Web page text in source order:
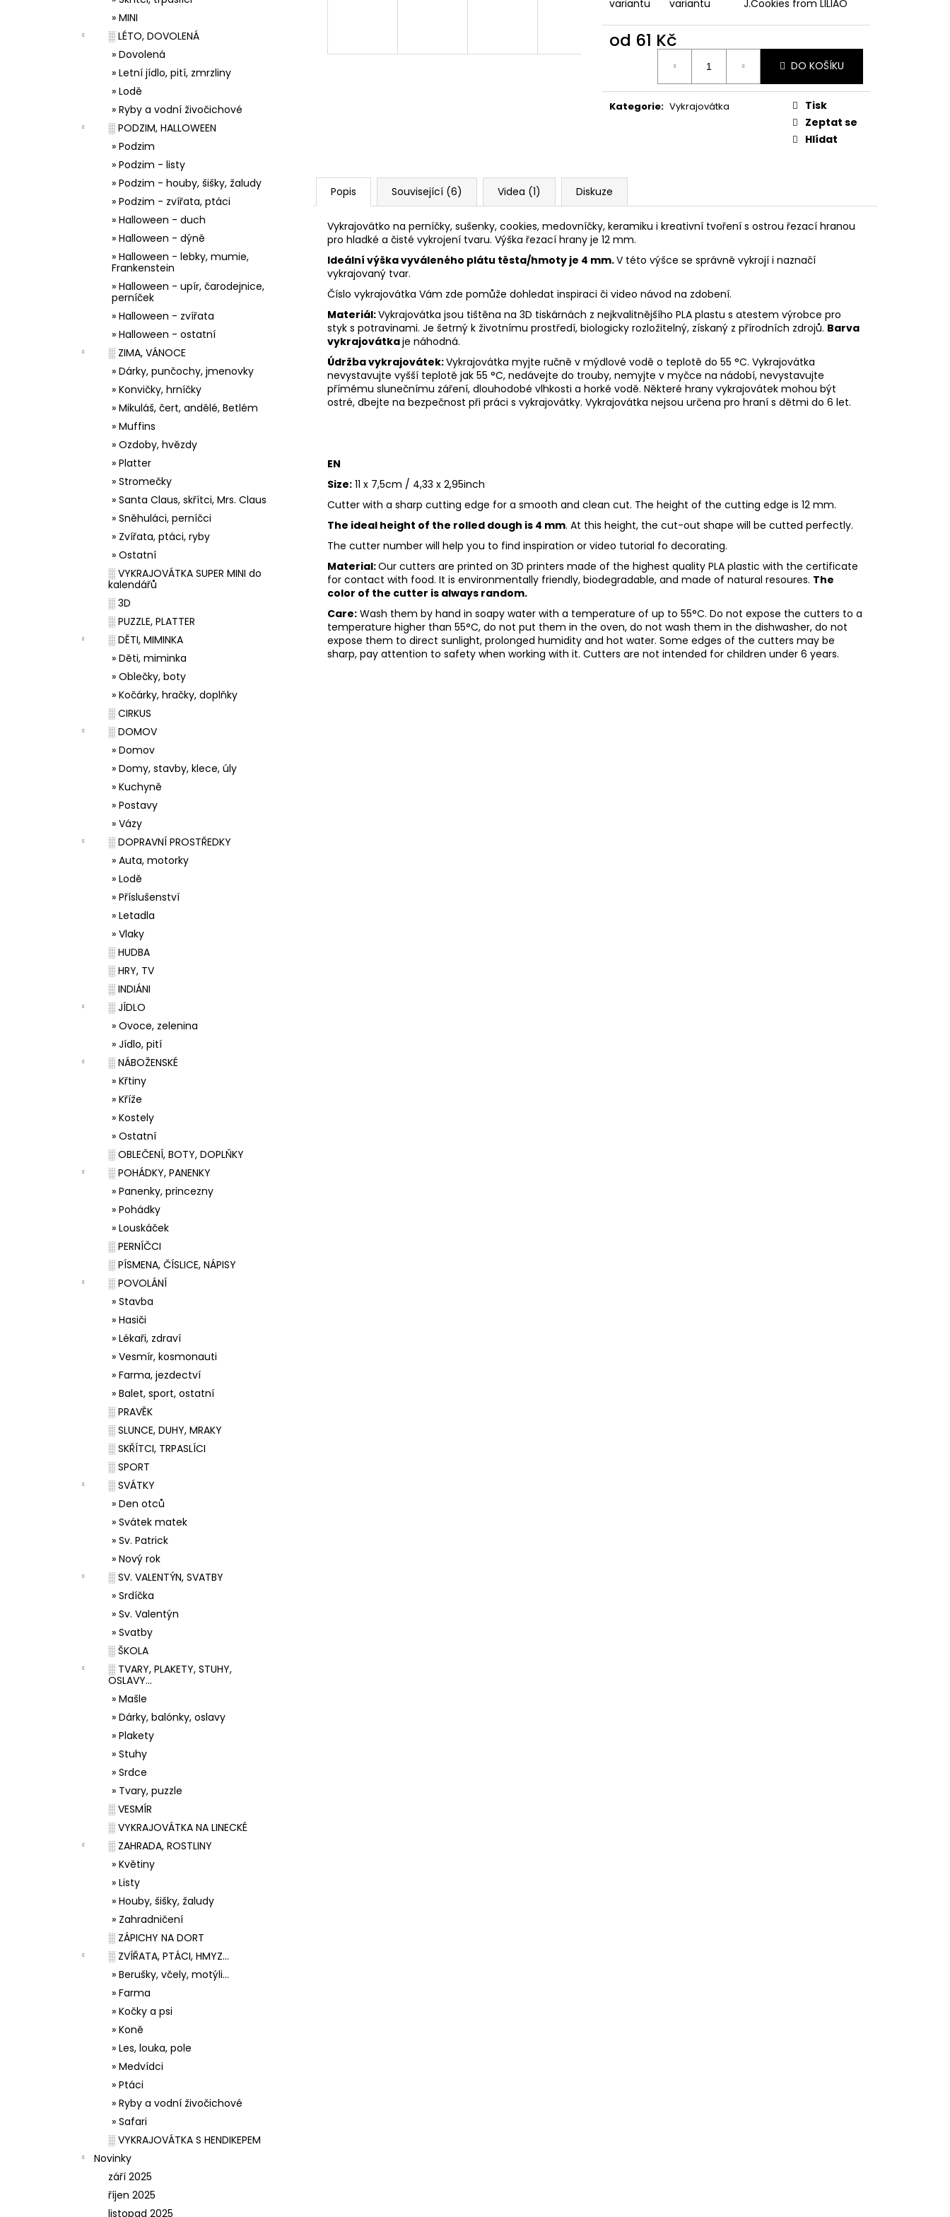
» MINI
░ LÉTO, DOVOLENÁ
» Dovolená
» Letní jídlo, pití, zmrzliny
» Lodě
» Ryby a vodní živočichové
░ PODZIM, HALLOWEEN
» Podzim
» Podzim - listy
» Podzim - houby, šišky, žaludy
» Podzim - zvířata, ptáci
» Halloween - duch
» Halloween - dýně
» Halloween - lebky, mumie,
Frankenstein
» Halloween - upír, čarodejnice,
perníček
» Halloween - zvířata
» Halloween - ostatní
░ ZIMA, VÁNOCE
» Dárky, punčochy, jmenovky
» Konvičky, hrníčky
» Mikuláš, čert, andělé, Betlém
» Muffins
» Ozdoby, hvězdy
» Platter
» Stromečky
» Santa Claus, skřítci, Mrs. Claus
» Sněhuláci, perníčci
» Zvířata, ptáci, ryby
» Ostatní
░ VYKRAJOVÁTKA SUPER MINI do
kalendářů
░ 3D
░ PUZZLE, PLATTER
░ DĚTI, MIMINKA
» Děti, miminka
» Oblečky, boty
» Kočárky, hračky, doplňky
░ CIRKUS
░ DOMOV
» Domov
» Domy, stavby, klece, úly
» Kuchyně
» Postavy
» Vázy
░ DOPRAVNÍ PROSTŘEDKY
» Auta, motorky
» Lodě
» Příslušenství
» Letadla
» Vlaky
░ HUDBA
░ HRY, TV
░ INDIÁNI
░ JÍDLO
» Ovoce, zelenina
» Jídlo, pití
░ NÁBOŽENSKÉ
» Křtiny
» Kříže
» Kostely
» Ostatní
░ OBLEČENÍ, BOTY, DOPLŇKY
░ POHÁDKY, PANENKY
» Panenky, princezny
» Pohádky
» Louskáček
░ PERNÍČCI
░ PÍSMENA, ČÍSLICE, NÁPISY
░ POVOLÁNÍ
» Stavba
» Hasiči
» Lékaři, zdraví
» Vesmír, kosmonauti
» Farma, jezdectví
» Balet, sport, ostatní
░ PRAVĚK
░ SLUNCE, DUHY, MRAKY
░ SKŘÍTCI, TRPASLÍCI
░ SPORT
░ SVÁTKY
» Den otců
» Svátek matek
» Sv. Patrick
» Nový rok
░ SV. VALENTÝN, SVATBY
» Srdíčka
» Sv. Valentýn
» Svatby
░ ŠKOLA
░ TVARY, PLAKETY, STUHY,
OSLAVY...
» Mašle
» Dárky, balónky, oslavy
» Plakety
» Stuhy
» Srdce
» Tvary, puzzle
░ VESMÍR
░ VYKRAJOVÁTKA NA LINECKÉ
░ ZAHRADA, ROSTLINY
» Květiny
» Listy
» Houby, šišky, žaludy
» Zahradničení
░ ZÁPICHY NA DORT
░ ZVÍŘATA, PTÁCI, HMYZ...
» Berušky, včely, motýli...
» Farma
» Kočky a psi
» Koně
» Les, louka, pole
» Medvídci
» Ptáci
» Ryby a vodní živočichové
» Safari
░ VYKRAJOVÁTKA S HENDIKEPEM
Novinky
září 2025
říjen 2025
listopad 2025
variantu
variantu
J.Cookies from LILIAO
od 61 Kč
DO KOŠÍKU
Kategorie: Vykrajovátka
Tisk
Zeptat se
Hlídat
Popis Související (6) Videa (1) Diskuze
Vykrajovátko na perníčky, sušenky, cookies, medovníčky, keramiku i kreativní tvoření s ostrou řezací hranou
pro hladké a čisté vykrojení tvaru. Výška řezací hrany je 12 mm.
Ideální výška vyváleného plátu těsta/hmoty je 4 mm.V této výšce se správně vykrojí i naznačí
vykrajovaný tvar.
Číslo vykrajovátka Vám zde pomůže dohledat inspiraci či video návod na zdobení.
Materiál:Vykrajovátka jsou tištěna na 3D tiskárnách z nejkvalitnějšího PLA plastu s atestem výrobce pro
styk s potravinami. Je šetrný k životnímu prostředí, biologicky rozložitelný, získaný z přírodních zdrojů. Barva
vykrajovátkaje náhodná.
Údržba vykrajovátek:Vykrajovátka myjte ručně v mýdlové vodě o teplotě do 55 °C. Vykrajovátka
nevystavujte vyšší teplotě jak 55 °C, nedávejte do trouby, nemyjte v myčce na nádobí, nevystavujte
přímému slunečnímu záření, dlouhodobé vlhkosti a horké vodě. Některé hrany vykrajovátek mohou být
ostré, dbejte na bezpečnost při práci s vykrajovátky. Vykrajovátka nejsou určena pro hraní s dětmi do 6 let.
EN
Size: 11 x 7,5cm / 4,33 x 2,95inch
Cutter with a sharp cutting edge for a smooth and clean cut. The height of the cutting edge is 12 mm.
The ideal height of the rolled dough is 4 mm. At this height, the cut-out shape will be cutted perfectly.
The cutter number will help you to find inspiration or video tutorial fo decorating.
Material:Our cutters are printed on 3D printers made of the highest quality PLA plastic with the certificate
for contact with food. It is environmentally friendly, biodegradable, and made of natural resoures. The
color of the cutter is always random.
Care: Wash them by hand in soapy water with a temperature of up to 55°C. Do not expose the cutters to a
temperature higher than 55°C, do not put them in the oven, do not wash them in the dishwasher, do not
expose them to direct sunlight, prolonged humidity and hot water. Some edges of the cutters may be
sharp, pay attention to safety when working with it. Cutters are not intended for children under 6 years.
33001 ZDOBÍCÍ SÁČEK
VYKRAJOVÁTKA PODZIMNÍ KOLEKCE